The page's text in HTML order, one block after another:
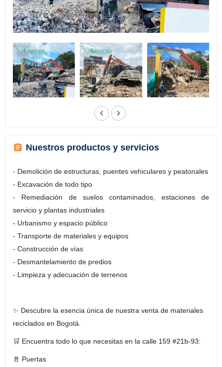
Nuestros productos y servicios
- Demolición de estructuras, puentes vehiculares y peatonales
- Excavación de todo tipo
- Remediación de suelos contaminados, estaciones de
servicio y plantas industriales
- Urbanismo y espacio público
- Transporte de materiales y equipos
- Construcción de vías
- Desmantelamiento de predios
- Limpieza y adecuación de terrenos
✨ Descubre la esencia única de nuestra venta de materiales
reciclados en Bogotá.
🛒 Encuentra todo lo que necesitas en la calle 159 #21b-93:
🚪 Puertas